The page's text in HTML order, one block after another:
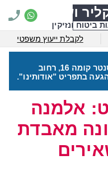
ושות'
ביטוח ונזיקין
לקבלת ייעוץ משפטי
כתובתנו: מגדל על דיזנגוף סנטר קומה 16, רחוב
אלמנה
מאבדת